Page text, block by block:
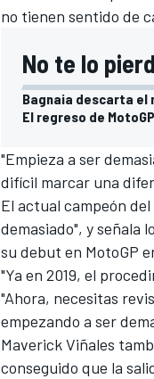
MÁS CATEGORÍAS
no tienen sentido de
No te lo
Bagnaia descarta el
El regreso de
"Empieza a ser
difícil marcar una
El actual campeón del
demasiado", y señala
su debut en MotoGP
"Ya en 2019, el
"Ahora, necesitas
empezando a ser
Maverick Viñales
conseguido que la